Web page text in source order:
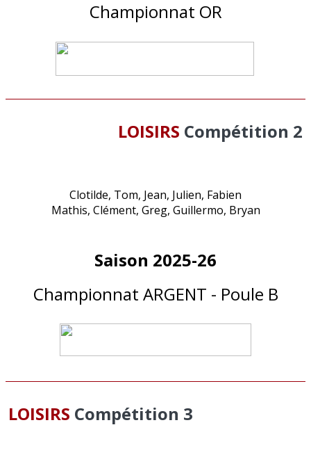
Championnat OR
LOISIRS Compétition 2
Clotilde, Tom, Jean, Julien, Fabien
Mathis, Clément, Greg, Guillermo, Bryan
Saison 2025-26
Championnat ARGENT - Poule B
LOISIRS Compétition 3